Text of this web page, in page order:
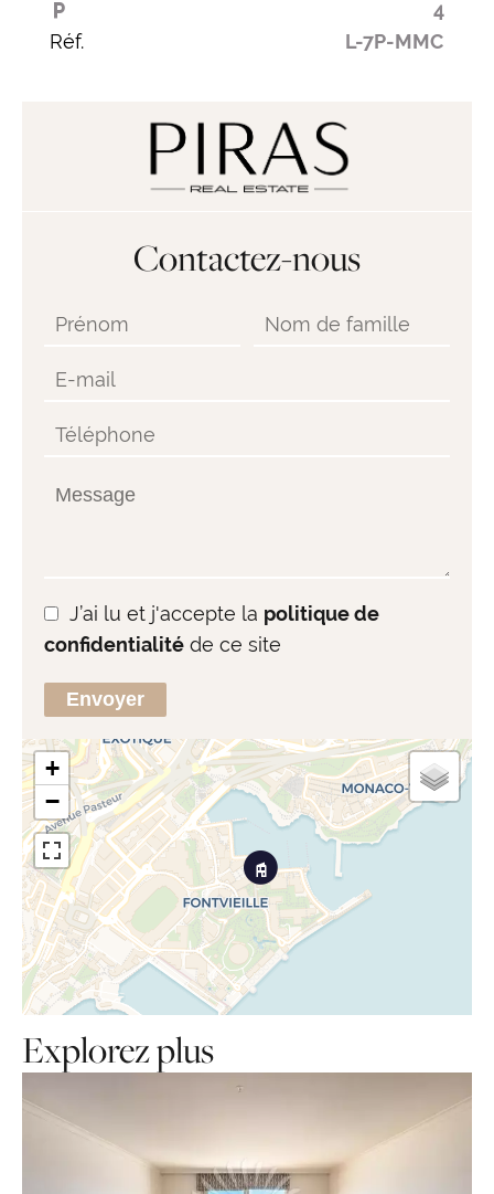
4
Réf.
L-7P-MMC
Contactez-nous
J’ai lu et j'accepte la politique de
confidentialité de ce site
Envoyer
+
−
Explorez plus